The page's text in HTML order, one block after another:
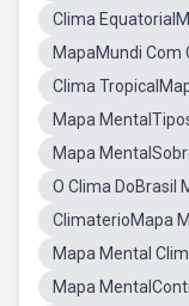
Clima
MapaMundi Com
Clima
Mapa
Mapa
O Clima DoBrasil
ClimaterioMapa
Mapa Mental
Mapa